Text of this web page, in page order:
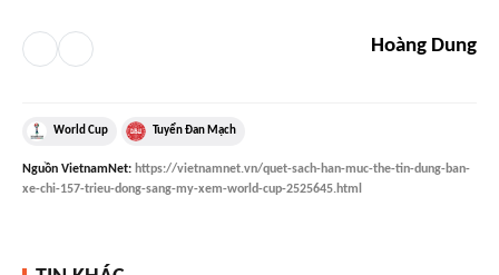
Hoàng Dung
World Cup Tuyển Đan Mạch
Nguồn VietnamNet: https://vietnamnet.vn/quet-sach-han-muc-the-tin-dung-ban-
xe-chi-157-trieu-dong-sang-my-xem-world-cup-2525645.html